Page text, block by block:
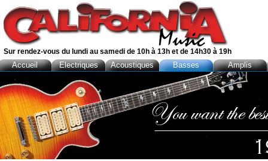
Sur rendez-vous du lundi au samedi de 10h à 13h et de 14h30 à 19h
Accueil Electriques Acoustiques Basses Amplis